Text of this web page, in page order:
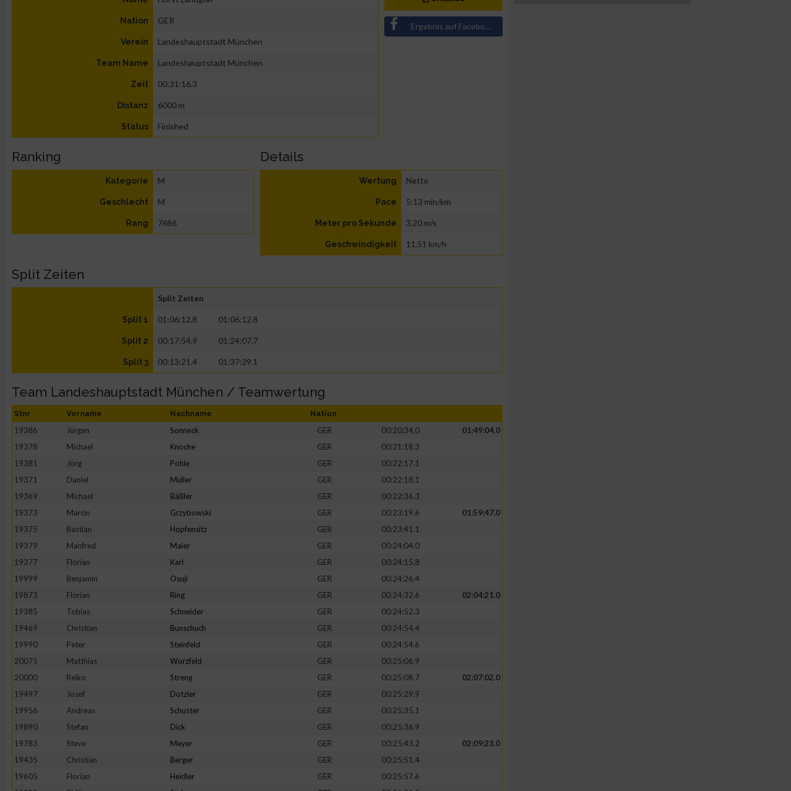
Nation GER
Verein Landeshauptstadt München
Team Name Landeshauptstadt München
Zeit 00:31:16.3
Distanz 6000 m
Status Finished
Ergebnis auf Facebook teilen
Ranking
Kategorie M
Geschlecht M
Rang 7686
Details
Wertung Netto
Pace 5:13 min/km
Meter pro Sekunde 3,20 m/s
Geschwindigkeit 11,51 km/h
Split Zeiten
Split Zeiten
Split 1 01:06:12.8 01:06:12.8
Split 2 00:17:54.9 01:24:07.7
Split 3 00:13:21.4 01:37:29.1
Team Landeshauptstadt München / Teamwertung
Stnr Vorname Nachname Nation
19386 Jürgen Sonneck GER 00:20:34.0
01:49:04.0
19378
Michael Knoche GER
00:21:18.3
19381
Jörg Pohle GER
00:22:17.1
19371
Daniel Müller GER
00:22:18.1
19369
Michael Bäßler GER
00:22:36.3
19373
Marcin Grzybowski GER 00:23:19.6
01:59:47.0
19375
Bastian Hopfensitz GER
00:23:41.1
19379
Manfred Maier GER
00:24:04.0
19377
Florian Karl GER
00:24:15.8
19999
Benjamin Osuji GER
00:24:26.4
19873
Florian Ring GER 00:24:32.6
02:04:21.0
19385
Tobias Schneider GER
00:24:52.3
19469
Christian Bunschuch GER
00:24:54.4
19990
Peter Steinfeld GER
00:24:54.6
20075
Matthias Worzfeld GER
00:25:06.9
20000
Reiko Streng GER 00:25:08.7
02:07:02.0
19497
Josef Dotzler GER
00:25:29.9
19956
Andreas Schuster GER
00:25:35.1
19890
Stefan Dick GER
00:25:36.9
19783
Steve Meyer GER 00:25:43.2
02:09:23.0
19435
Christian Berger GER
00:25:51.4
19605
Florian Heidler GER
00:25:57.6